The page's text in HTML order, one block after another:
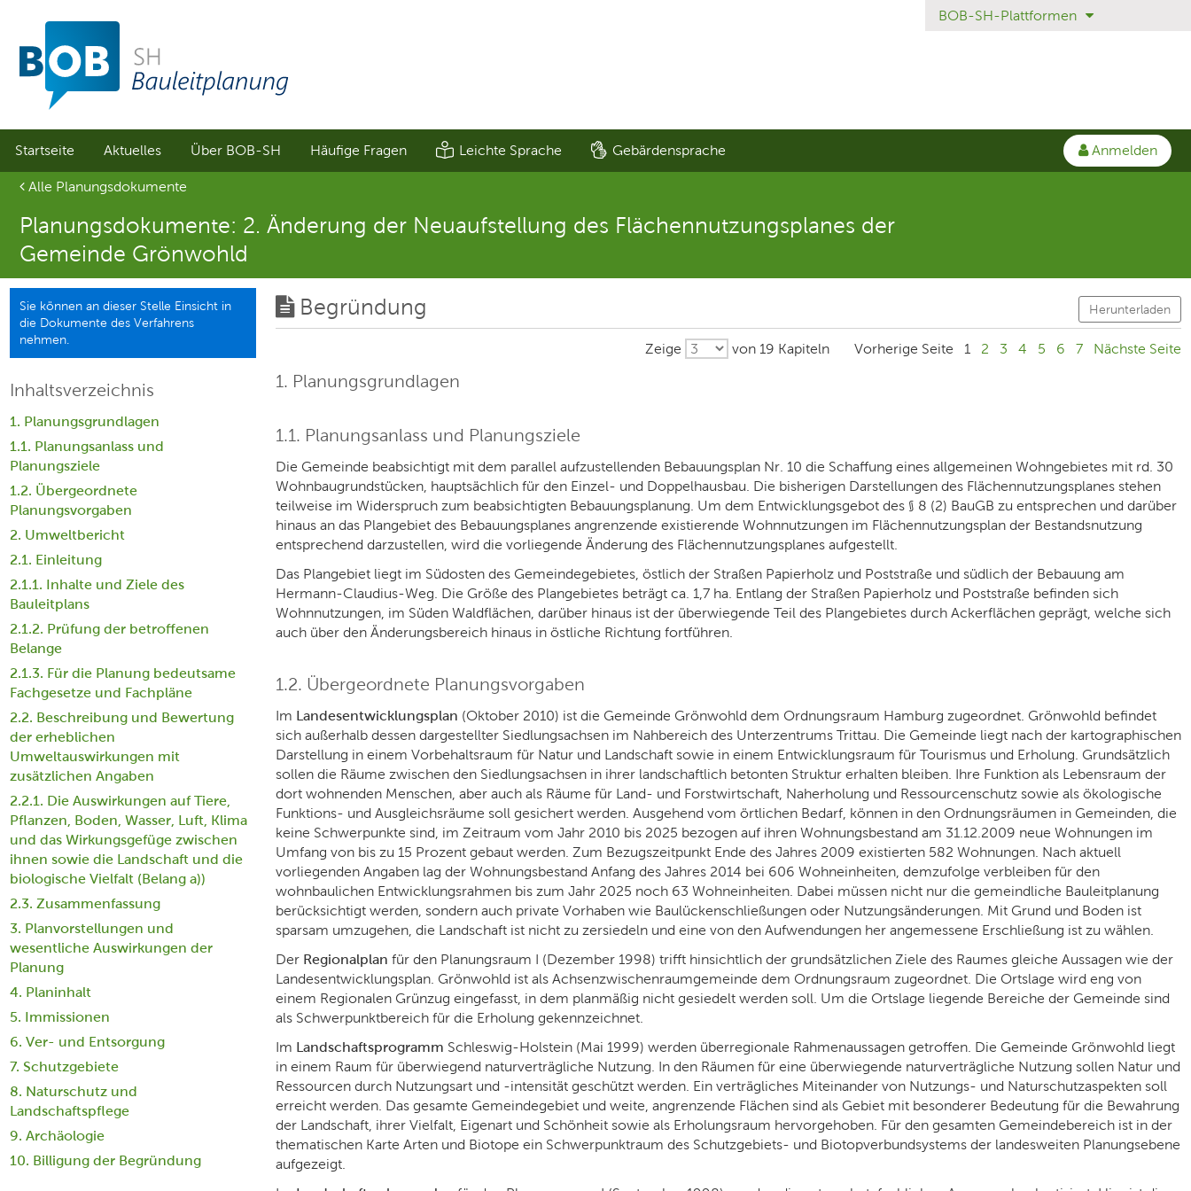
Sprungmenü
Direkt
Hauptnavigation
springen
Direkt
Inhalt
springen
BOB-SH-Plattformen
Startseite Aktuelles Über BOB-SH Häufige Fragen Leichte Sprache Gebärdensprache
Anmelden
Aktuelle Seite
Alle Planungsdokumente
Planungsdokumente: 2. Änderung der Neuaufstellung des Flächennutzungsplanes der
Gemeinde Grönwohld
Sie können an dieser Stelle Einsicht in
die Dokumente des Verfahrens
nehmen.
Inhaltsverzeichnis
1. Planungsgrundlagen
1.1. Planungsanlass und
Planungsziele
1.2. Übergeordnete
Planungsvorgaben
2. Umweltbericht
2.1. Einleitung
2.1.1. Inhalte und Ziele des
Bauleitplans
2.1.2. Prüfung der betroffenen
Belange
2.1.3. Für die Planung bedeutsame
Fachgesetze und Fachpläne
2.2. Beschreibung und Bewertung
der erheblichen
Umweltauswirkungen mit
zusätzlichen Angaben
2.2.1. Die Auswirkungen auf Tiere,
Pflanzen, Boden, Wasser, Luft, Klima
und das Wirkungsgefüge zwischen
ihnen sowie die Landschaft und die
biologische Vielfalt (Belang a))
2.3. Zusammenfassung
3. Planvorstellungen und
wesentliche Auswirkungen der
Planung
4. Planinhalt
5. Immissionen
6. Ver- und Entsorgung
7. Schutzgebiete
8. Naturschutz und
Landschaftspflege
9. Archäologie
10. Billigung der Begründung
Begründung Herunterladen
Zeige von 19 Kapiteln Vorherige Seite 1 2 3 4 5 6 7 Nächste Seite
1. Planungsgrundlagen
1.1. Planungsanlass und Planungsziele
Die Gemeinde beabsichtigt mit dem parallel aufzustellenden Bebauungsplan Nr. 10 die Schaffung eines allgemeinen Wohngebietes mit rd. 30
Wohnbaugrundstücken, hauptsächlich für den Einzel- und Doppelhausbau. Die bisherigen Darstellungen des Flächennutzungsplanes stehen
teilweise im Widerspruch zum beabsichtigten Bebauungsplanung. Um dem Entwicklungsgebot des § 8 (2) BauGB zu entsprechen und darüber
hinaus an das Plangebiet des Bebauungsplanes angrenzende existierende Wohnnutzungen im Flächennutzungsplan der Bestandsnutzung
entsprechend darzustellen, wird die vorliegende Änderung des Flächennutzungsplanes aufgestellt.
Das Plangebiet liegt im Südosten des Gemeindegebietes, östlich der Straßen Papierholz und Poststraße und südlich der Bebauung am
Hermann-Claudius-Weg. Die Größe des Plangebietes beträgt ca. 1,7 ha. Entlang der Straßen Papierholz und Poststraße befinden sich
Wohnnutzungen, im Süden Waldflächen, darüber hinaus ist der überwiegende Teil des Plangebietes durch Ackerflächen geprägt, welche sich
auch über den Änderungsbereich hinaus in östliche Richtung fortführen.
1.2. Übergeordnete Planungsvorgaben
Im Landesentwicklungsplan (Oktober 2010) ist die Gemeinde Grönwohld dem Ordnungsraum Hamburg zugeordnet. Grönwohld befindet
sich außerhalb dessen dargestellter Siedlungsachsen im Nahbereich des Unterzentrums Trittau. Die Gemeinde liegt nach der kartographischen
Darstellung in einem Vorbehaltsraum für Natur und Landschaft sowie in einem Entwicklungsraum für Tourismus und Erholung. Grundsätzlich
sollen die Räume zwischen den Siedlungsachsen in ihrer landschaftlich betonten Struktur erhalten bleiben. Ihre Funktion als Lebensraum der
dort wohnenden Menschen, aber auch als Räume für Land- und Forstwirtschaft, Naherholung und Ressourcenschutz sowie als ökologische
Funktions- und Ausgleichsräume soll gesichert werden. Ausgehend vom örtlichen Bedarf, können in den Ordnungsräumen in Gemeinden, die
keine Schwerpunkte sind, im Zeitraum vom Jahr 2010 bis 2025 bezogen auf ihren Wohnungsbestand am 31.12.2009 neue Wohnungen im
Umfang von bis zu 15 Prozent gebaut werden. Zum Bezugszeitpunkt Ende des Jahres 2009 existierten 582 Wohnungen. Nach aktuell
vorliegenden Angaben lag der Wohnungsbestand Anfang des Jahres 2014 bei 606 Wohneinheiten, demzufolge verbleiben für den
wohnbaulichen Entwicklungsrahmen bis zum Jahr 2025 noch 63 Wohneinheiten. Dabei müssen nicht nur die gemeindliche Bauleitplanung
berücksichtigt werden, sondern auch private Vorhaben wie Baulückenschließungen oder Nutzungsänderungen. Mit Grund und Boden ist
sparsam umzugehen, die Landschaft ist nicht zu zersiedeln und eine von den Aufwendungen her angemessene Erschließung ist zu wählen.
Der Regionalplan für den Planungsraum I (Dezember 1998) trifft hinsichtlich der grundsätzlichen Ziele des Raumes gleiche Aussagen wie der
Landesentwicklungsplan. Grönwohld ist als Achsenzwischenraumgemeinde dem Ordnungsraum zugeordnet. Die Ortslage wird eng von
einem Regionalen Grünzug eingefasst, in dem planmäßig nicht gesiedelt werden soll. Um die Ortslage liegende Bereiche der Gemeinde sind
als Schwerpunktbereich für die Erholung gekennzeichnet.
Im Landschaftsprogramm Schleswig-Holstein (Mai 1999) werden überregionale Rahmenaussagen getroffen. Die Gemeinde Grönwohld liegt
in einem Raum für überwiegend naturverträgliche Nutzung. In den Räumen für eine überwiegende naturverträgliche Nutzung sollen Natur und
Ressourcen durch Nutzungsart und -intensität geschützt werden. Ein verträgliches Miteinander von Nutzungs- und Naturschutzaspekten soll
erreicht werden. Das gesamte Gemeindegebiet und weite, angrenzende Flächen sind als Gebiet mit besonderer Bedeutung für die Bewahrung
der Landschaft, ihrer Vielfalt, Eigenart und Schönheit sowie als Erholungsraum hervorgehoben. Für den gesamten Gemeindebereich ist in der
thematischen Karte Arten und Biotope ein Schwerpunktraum des Schutzgebiets- und Biotopverbundsystems der landesweiten Planungsebene
aufgezeigt.